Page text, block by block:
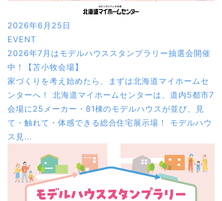
2026年6月25日
EVENT
2026年7月はモデルハウススタンプラリー抽選会開催
中！【苫小牧会場】
家づくりを考え始めたら、まずは北海道マイホームセ
ンターへ！ 北海道マイホームセンターは、道内5都市7
会場に25メーカー・81棟のモデルハウスが並び、見
て・触れて・体感できる総合住宅展示場！ モデルハウ
ス見...